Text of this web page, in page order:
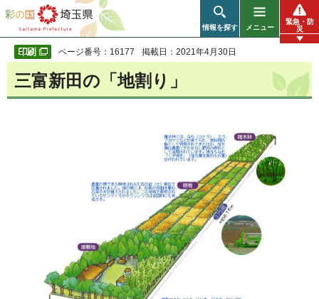
彩の国 埼玉県
情報を探す メニュー
緊急・防
災
ページ番号：16177 掲載日：2021年4月30日
三富新田の「地割り」